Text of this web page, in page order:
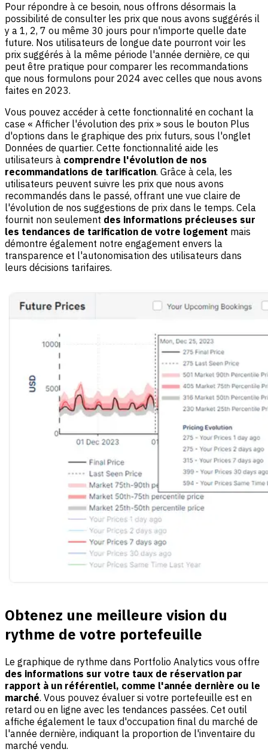
Pour répondre à ce besoin, nous offrons désormais la
possibilité de consulter les prix que nous avons suggérés il
y a 1, 2, 7 ou même 30 jours pour n'importe quelle date
future. Nos utilisateurs de longue date pourront voir les
prix suggérés à la même période l'année dernière, ce qui
peut être pratique pour comparer les recommandations
que nous formulons pour 2024 avec celles que nous avons
faites en 2023.
Vous pouvez accéder à cette fonctionnalité en cochant la
case « Afficher l'évolution des prix » sous le bouton Plus
d'options dans le graphique des prix futurs, sous l'onglet
Données de quartier. Cette fonctionnalité aide les
utilisateurs à comprendre l'évolution de nos
recommandations de tarification. Grâce à cela, les
utilisateurs peuvent suivre les prix que nous avons
recommandés dans le passé, offrant une vue claire de
l'évolution de nos suggestions de prix dans le temps. Cela
fournit non seulement des informations précieuses sur
les tendances de tarification de votre logement mais
démontre également notre engagement envers la
transparence et l'autonomisation des utilisateurs dans
leurs décisions tarifaires.
Obtenez une meilleure vision du
rythme de votre portefeuille
Le graphique de rythme dans Portfolio Analytics vous offre
des informations sur votre taux de réservation par
rapport à un référentiel, comme l'année dernière ou le
marché. Vous pouvez évaluer si votre portefeuille est en
retard ou en ligne avec les tendances passées. Cet outil
affiche également le taux d'occupation final du marché de
l'année dernière, indiquant la proportion de l'inventaire du
marché vendu.